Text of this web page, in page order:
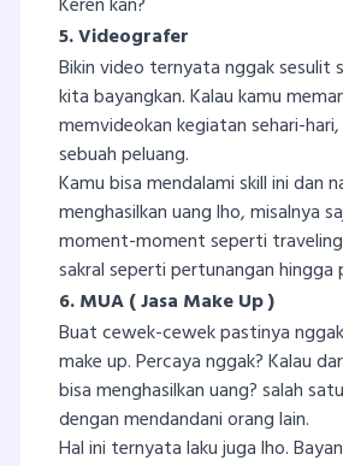
5. Videografer
Bikin video ternyata nggak sesulit
kita bayangkan. Kalau kamu
memvideokan kegiatan sehari-
sebuah peluang.
Kamu bisa mendalami skill ini dan
menghasilkan uang lho, misalnya
moment-moment seperti
sakral seperti pertunangan hingga
6. MUA ( Jasa Make Up )
Buat cewek-cewek pastinya
make up. Percaya nggak? Kalau
bisa menghasilkan uang? salah
dengan mendandani orang lain.
Hal ini ternyata laku juga lho.